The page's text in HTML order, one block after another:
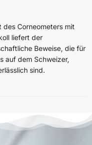
des Corneometers mit
liefert der
Beweise, die für
auf dem Schweizer,
sind.